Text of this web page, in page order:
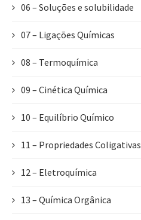
06 – Soluções e solubilidade
07 – Ligações Químicas
08 – Termoquímica
09 – Cinética Química
10 – Equilíbrio Químico
11 – Propriedades Coligativas
12 – Eletroquímica
13 – Química Orgânica